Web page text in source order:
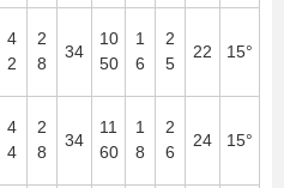
4
2
2
8
34
10
50
1
6
2
5
22 15°
4
4
2
8
34
11
60
1
8
2
6
24 15°